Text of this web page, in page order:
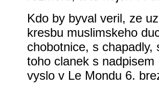
Kdo by byval veril, ze
kresbu muslimskeho
chobotnice, s
toho clanek s
vyslo v Le Mondu 6.